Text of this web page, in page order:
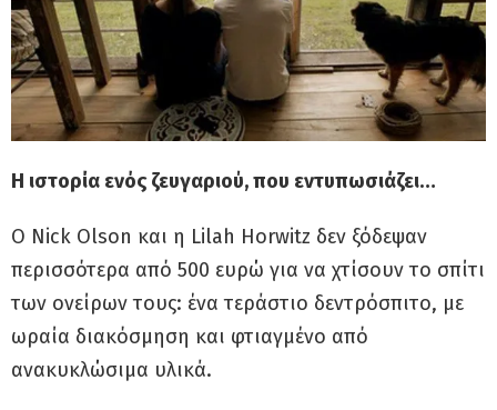
Η ιστορία ενός ζευγαριού, που εντυπωσιάζει…
Ο Nick Olson και η Lilah Horwitz δεν ξόδεψαν
περισσότερα από 500 ευρώ για να χτίσουν το σπίτι
των ονείρων τους: ένα τεράστιο δεντρόσπιτο, με
ωραία διακόσμηση και φτιαγμένο από
ανακυκλώσιμα υλικά.